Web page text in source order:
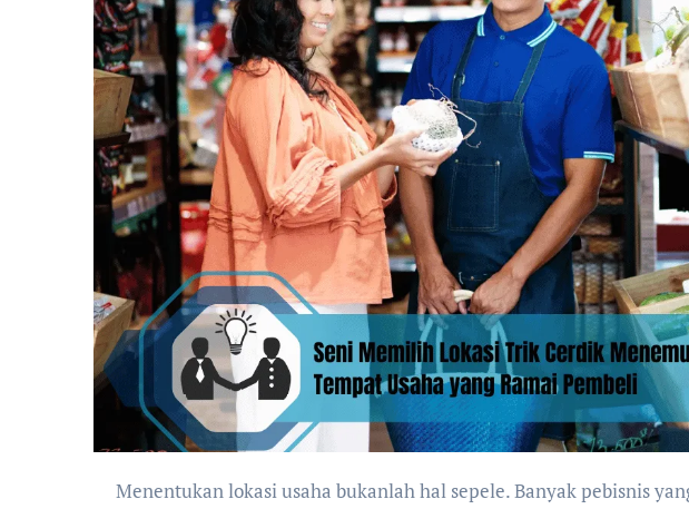
Menentukan lokasi usaha bukanlah hal sepele. Banyak pebisnis yang gagal berkembang hanya karena salah